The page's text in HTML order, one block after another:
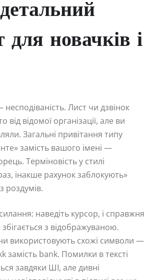
для новачків і
Лист чи дзвінок
від відомої організації, але ви
Загальні привітання типу
замість вашого імені —
Терміновість у стилі
інакше рахунок заблокують»
роздумів.
наведіть курсор, і справжня
з відображуваною.
використовують схожі символи —
замість bank. Помилки в тексті
завдяки ШІ, але дивні